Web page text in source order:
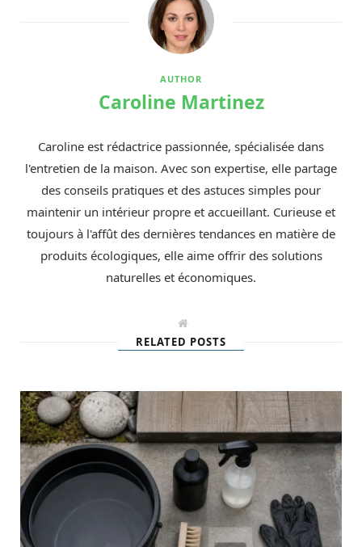
AUTHOR
Caroline Martinez
Caroline est rédactrice passionnée, spécialisée dans
l'entretien de la maison. Avec son expertise, elle partage
des conseils pratiques et des astuces simples pour
maintenir un intérieur propre et accueillant. Curieuse et
toujours à l'affût des dernières tendances en matière de
produits écologiques, elle aime offrir des solutions
naturelles et économiques.
W
b
e
RELATED POSTS